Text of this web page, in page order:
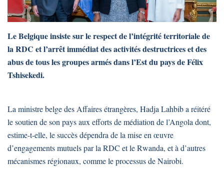
Le Belgique insiste sur le respect de l’intégrité territoriale de
la RDC et l’arrêt immédiat des activités destructrices et des
abus de tous les groupes armés dans l’Est du pays de Félix
Tshisekedi.
La ministre belge des Affaires étrangères, Hadja Lahbib a réitéré
le soutien de son pays aux efforts de médiation de l’Angola dont,
estime-t-elle, le succès dépendra de la mise en œuvre
d’engagements mutuels par la RDC et le Rwanda, et à d’autres
mécanismes régionaux, comme le processus de Nairobi.